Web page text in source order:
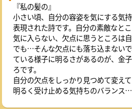
『私の髪の』
小さい頃、自分の容姿を気にする気
表現された詩です。自分の素敵なと
気に入らない、欠点に思うところは
でも…そんな欠点にも落ち込まない
ている様子に明るさがあるのが、金
ろです。
自分の欠点をしっかり見つめて変え
明るく受け止める気持ちのバラン